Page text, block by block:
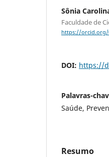
Sônia
Faculdade de
https://orcid.org/
DOI: https://
Palavras-
Saúde,
Resumo